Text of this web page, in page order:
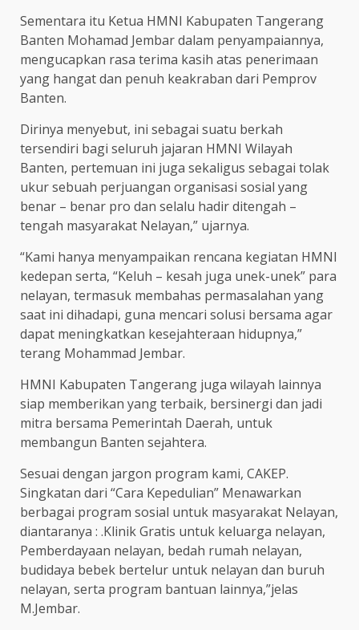
Sementara itu Ketua HMNI Kabupaten Tangerang
Banten Mohamad Jembar dalam penyampaiannya,
mengucapkan rasa terima kasih atas penerimaan
yang hangat dan penuh keakraban dari Pemprov
Banten.
Dirinya menyebut, ini sebagai suatu berkah
tersendiri bagi seluruh jajaran HMNI Wilayah
Banten, pertemuan ini juga sekaligus sebagai tolak
ukur sebuah perjuangan organisasi sosial yang
benar – benar pro dan selalu hadir ditengah –
tengah masyarakat Nelayan,” ujarnya.
“Kami hanya menyampaikan rencana kegiatan HMNI
kedepan serta, “Keluh – kesah juga unek-unek” para
nelayan, termasuk membahas permasalahan yang
saat ini dihadapi, guna mencari solusi bersama agar
dapat meningkatkan kesejahteraan hidupnya,”
terang Mohammad Jembar.
HMNI Kabupaten Tangerang juga wilayah lainnya
siap memberikan yang terbaik, bersinergi dan jadi
mitra bersama Pemerintah Daerah, untuk
membangun Banten sejahtera.
Sesuai dengan jargon program kami, CAKEP.
Singkatan dari “Cara Kepedulian” Menawarkan
berbagai program sosial untuk masyarakat Nelayan,
diantaranya : .Klinik Gratis untuk keluarga nelayan,
Pemberdayaan nelayan, bedah rumah nelayan,
budidaya bebek bertelur untuk nelayan dan buruh
nelayan, serta program bantuan lainnya,”jelas
M.Jembar.